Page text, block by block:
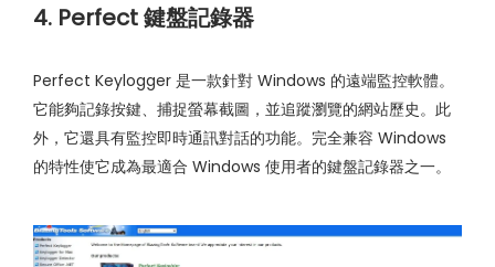
4. Perfect 鍵盤記錄器
Perfect Keylogger 是一款針對 Windows 的遠端監控軟體。
它能夠記錄按鍵、捕捉螢幕截圖，並追蹤瀏覽的網站歷史。此
外，它還具有監控即時通訊對話的功能。完全兼容 Windows
的特性使它成為最適合 Windows 使用者的鍵盤記錄器之一。